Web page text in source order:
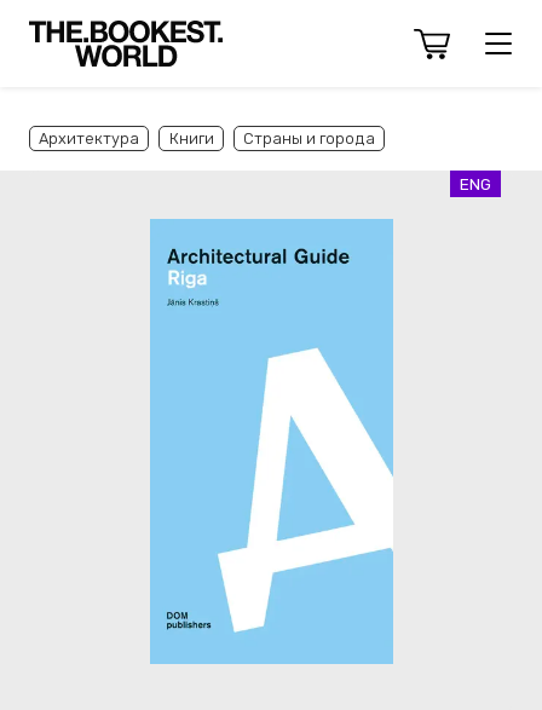
Архитектура Книги Страны и города
ENG